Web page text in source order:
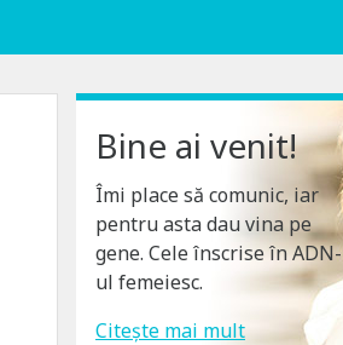
Bine ai venit!
Îmi place să comunic, iar
pentru asta dau vina pe
gene. Cele înscrise în ADN-
ul femeiesc.
Citește mai mult